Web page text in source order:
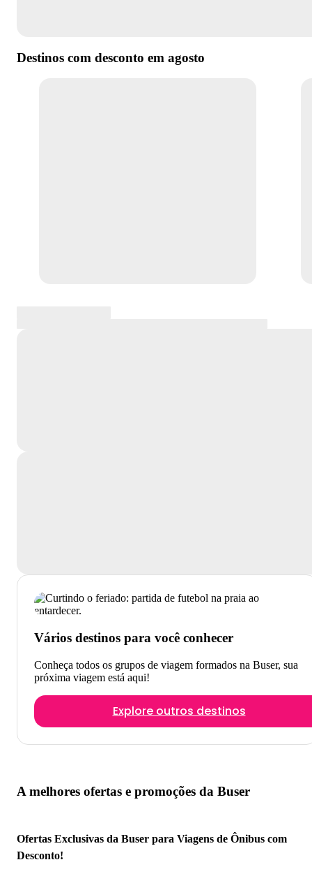
Destinos com desconto em agosto
Vários destinos para você conhecer
Conheça todos os grupos de viagem formados na Buser, sua
próxima viagem está aqui!
Explore outros destinos
A melhores ofertas e promoções da Buser
Ofertas Exclusivas da Buser para Viagens de Ônibus com
Desconto!